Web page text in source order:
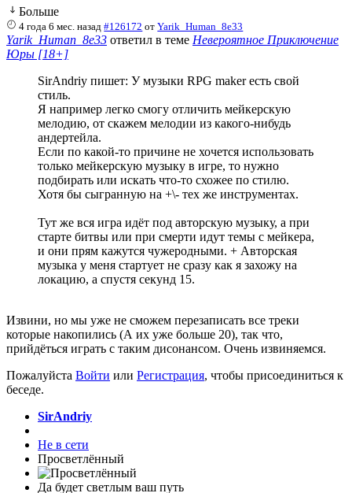
Больше
4 года 6 мес. назад #126172 отYarik_Human_8e33
Yarik_Human_8e33 ответил в теме Невероятное Приключение
Юры [18+]
SirAndriy пишет: У музыки RPG maker есть свой
стиль.
Я например легко смогу отличить мейкерскую
мелодию, от скажем мелодии из какого-нибудь
андертейла.
Если по какой-то причине не хочется использовать
только мейкерскую музыку в игре, то нужно
подбирать или искать что-то схожее по стилю.
Хотя бы сыгранную на +\- тех же инструментах.
Тут же вся игра идёт под авторскую музыку, а при
старте битвы или при смерти идут темы с мейкера,
и они прям кажутся чужеродными. + Авторская
музыка у меня стартует не сразу как я захожу на
локацию, а спустя секунд 15.
Извини, но мы уже не сможем перезаписать все треки
которые накопились (А их уже больше 20), так что,
прийдёться играть с таким дисонансом. Очень извиняемся.
Пожалуйста Войти или Регистрация, чтобы присоединиться к
беседе.
SirAndriy
Не в сети
Просветлённый
Да будет светлым ваш путь